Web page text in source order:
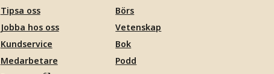
Tipsa oss
Jobba hos oss
Kundservice
Medarbetare
Börs
Vetenskap
Bok
Podd